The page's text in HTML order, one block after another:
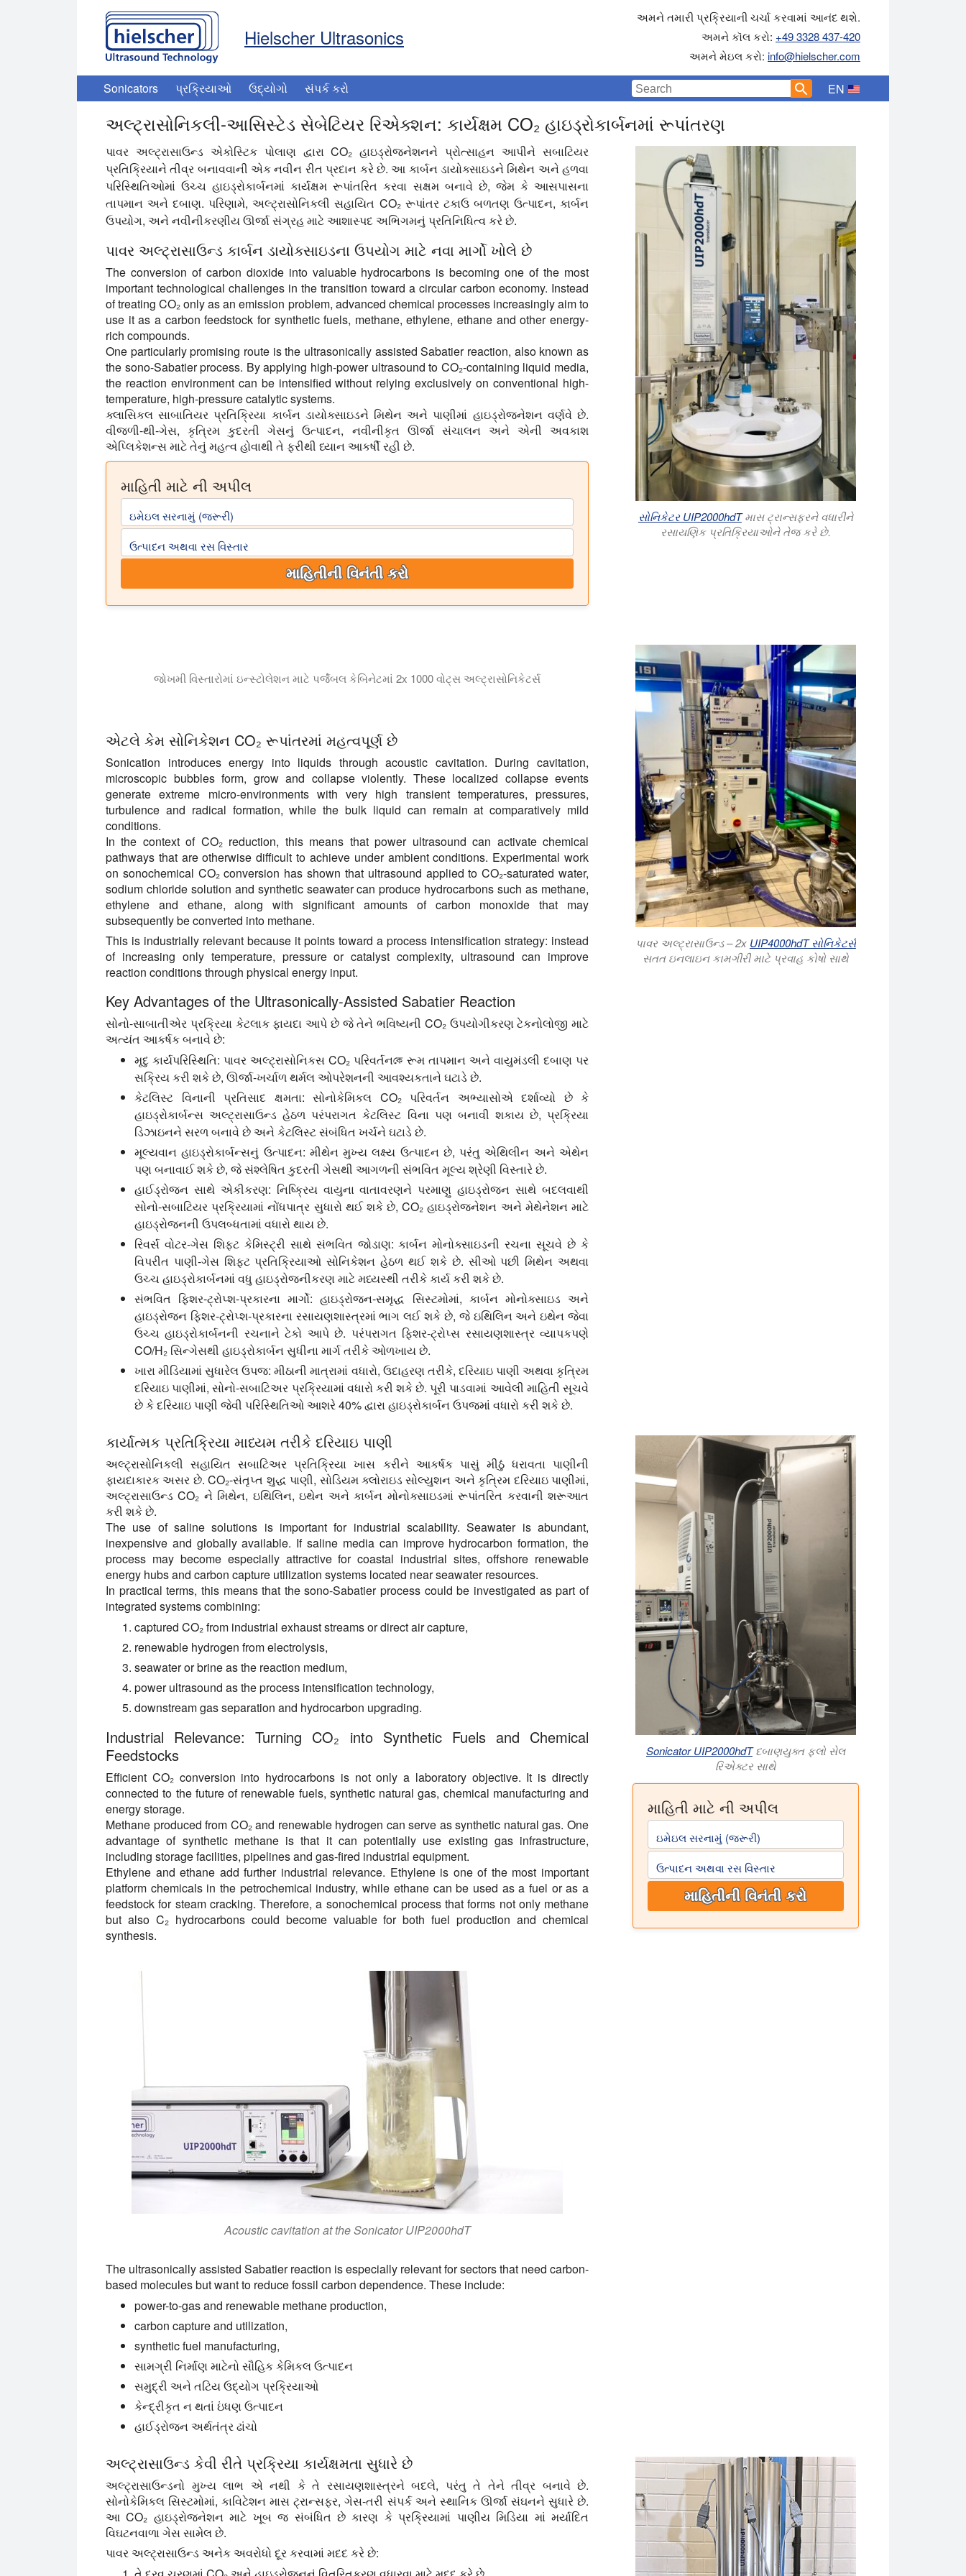
Hielscher Ultrasonics
અમને તમારી પ્રક્રિયાની ચર્ચા કરવામાં આનંદ થશે.
અમને કૉલ કરો: +49 3328 437-420
અમને મેઇલ કરો: info@hielscher.com
Sonicators પ્રક્રિયાઓ ઉદ્યોગો સંપર્ક કરો EN
અલ્ટ્રાસોનિકલી-આસિસ્ટેડ સેબેટિયર રિએક્શન: કાર્યક્ષમ CO₂ હાઇડ્રોકાર્બનમાં રૂપાંતરણ
પાવર અલ્ટ્રાસાઉન્ડ એકોસ્ટિક પોલાણ દ્વારા CO₂ હાઇડ્રોજનેશનને પ્રોત્સાહન આપીને સબાટિયર
પ્રતિક્રિયાને તીવ્ર બનાવવાની એક નવીન રીત પ્રદાન કરે છે. આ કાર્બન ડાયોક્સાઇડને મિથેન અને હળવા
પરિસ્થિતિઓમાં ઉચ્ચ હાઇડ્રોકાર્બનમાં કાર્યક્ષમ રૂપાંતરિત કરવા સક્ષમ બનાવે છે, જેમ કે આસપાસના
તાપમાન અને દબાણ. પરિણામે, અલ્ટ્રાસોનિકલી સહાયિત CO₂ રૂપાંતર ટકાઉ બળતણ ઉત્પાદન, કાર્બન
ઉપયોગ, અને નવીનીકરણીય ઊર્જા સંગ્રહ માટે આશાસ્પદ અભિગમનું પ્રતિનિધિત્વ કરે છે.
પાવર અલ્ટ્રાસાઉન્ડ કાર્બન ડાયોક્સાઇડના ઉપયોગ માટે નવા માર્ગો ખોલે છે
The conversion of carbon dioxide into valuable hydrocarbons is becoming one of the most
important technological challenges in the transition toward a circular carbon economy. Instead
of treating CO₂ only as an emission problem, advanced chemical processes increasingly aim to
use it as a carbon feedstock for synthetic fuels, methane, ethylene, ethane and other energy-
rich compounds.
One particularly promising route is the ultrasonically assisted Sabatier reaction, also known as
the sono-Sabatier process. By applying high-power ultrasound to CO₂-containing liquid media,
the reaction environment can be intensified without relying exclusively on conventional high-
temperature, high-pressure catalytic systems.
ક્લાસિકલ સાબાતિયર પ્રતિક્રિયા કાર્બન ડાયોક્સાઇડને મિથેન અને પાણીમાં હાઇડ્રોજનેશન વર્ણવે છે.
વીજળી-થી-ગેસ, કૃત્રિમ કુદરતી ગેસનું ઉત્પાદન, નવીનીકૃત ઊર્જા સંચાલન અને એની અવકાશ
એપ્લિકેશન્સ માટે તેનું મહત્વ હોવાથી તે ફરીથી ધ્યાન આકર્ષી રહી છે.
માહિતી માટે ની અપીલ
ઇમેઇલ સરનામું (જરૂરી)
ઉત્પાદન અથવા રસ વિસ્તાર
માહિતીની વિનંતી કરો
સોનિકેટર UIP2000hdTમાસ ટ્રાન્સફરને વધારીને
રસાયણિક પ્રતિક્રિયાઓને તેજ કરે છે.
જોખમી વિસ્તારોમાં ઇન્સ્ટોલેશન માટે પર્જેબલ કેબિનેટમાં 2x 1000 વોટ્સ અલ્ટ્રાસોનિકેટર્સ
આ વિડિયોમાં અમે તમને શુદ્ધ કરી શકાય તેવી કેબિનેટમાં ઇનલાઇન કામગીરી માટે 2 કિલોવોટની અલ્ટ્રાસોનિક સિસ્ટમ બતાવીએ છીએ. Hielscher લગભગ તમામ ઉદ્યોગોને
એટલે કેમ સોનિકેશન CO₂ રૂપાંતરમાં મહત્વપૂર્ણ છે
Sonication introduces energy into liquids through acoustic cavitation. During cavitation,
microscopic bubbles form, grow and collapse violently. These localized collapse events
generate extreme micro-environments with very high transient temperatures, pressures,
turbulence and radical formation, while the bulk liquid can remain at comparatively mild
conditions.
In the context of CO₂ reduction, this means that power ultrasound can activate chemical
pathways that are otherwise difficult to achieve under ambient conditions. Experimental work
on sonochemical CO₂ conversion has shown that ultrasound applied to CO₂-saturated water,
sodium chloride solution and synthetic seawater can produce hydrocarbons such as methane,
ethylene and ethane, along with significant amounts of carbon monoxide that may
subsequently be converted into methane.
This is industrially relevant because it points toward a process intensification strategy: instead
of increasing only temperature, pressure or catalyst complexity, ultrasound can improve
reaction conditions through physical energy input.
Key Advantages of the Ultrasonically-Assisted Sabatier Reaction
સોનો-સાબાતીએર પ્રક્રિયા કેટલાક ફાયદા આપે છે જે તેને ભવિષ્યની CO₂ ઉપયોગીકરણ ટેકનોલોજી માટે
અત્યંત આકર્ષક બનાવે છે:
મૃદુ કાર્યપરિસ્થિતિ: પાવર અલ્ટ્રાસોનિકસ CO₂ પરિવર્તનকে રૂમ તાપમાન અને વાયુમંડલી દબાણ પર
સક્રિય કરી શકે છે, ઊર્જા-ખર્ચાળ થર્મલ ઓપરેશનની આવશ્યકતાને ઘટાડે છે.
કેટલિસ્ટ વિનાની પ્રતિસાદ ક્ષમતા: સોનોકેમિકલ CO₂ પરિવર્તન અભ્યાસોએ દર્શાવ્યો છે કે
હાઇડ્રોકાર્બન્સ અલ્ટ્રાસાઉન્ડ હેઠળ પરંપરાગત કેટલિસ્ટ વિના પણ બનાવી શકાય છે, પ્રક્રિયા
ડિઝાઇનને સરળ બનાવે છે અને કેટલિસ્ટ સંબંધિત ખર્ચને ઘટાડે છે.
મૂલ્યવાન હાઇડ્રોકાર્બન્સનું ઉત્પાદન: મીથેન મુખ્ય લક્ષ્ય ઉત્પાદન છે, પરંતુ એથિલીન અને એથેન
પણ બનાવાઈ શકે છે, જે સંશ્લેષિત કુદરતી ગેસથી આગળની સંભવિત મૂલ્ય શ્રેણી વિસ્તારે છે.
હાઈડ્રોજન સાથે એકીકરણ: નિષ્ક્રિય વાયુના વાતાવરણને પરમાણુ હાઇડ્રોજન સાથે બદલવાથી
સોનો-સબાટિયર પ્રક્રિયામાં નોંધપાત્ર સુધારો થઈ શકે છે, CO₂ હાઇડ્રોજનેશન અને મેથેનેશન માટે
હાઇડ્રોજનની ઉપલબ્ધતામાં વધારો થાય છે.
રિવર્સ વોટર-ગેસ શિફ્ટ કેમિસ્ટ્રી સાથે સંભવિત જોડાણ: કાર્બન મોનોક્સાઇડની રચના સૂચવે છે કે
વિપરીત પાણી-ગેસ શિફ્ટ પ્રતિક્રિયાઓ સોનિકેશન હેઠળ થઈ શકે છે. સીઓ પછી મિથેન અથવા
ઉચ્ચ હાઇડ્રોકાર્બનમાં વધુ હાઇડ્રોજનીકરણ માટે મધ્યસ્થી તરીકે કાર્ય કરી શકે છે.
સંભવિત ફિશર-ટ્રોપ્શ-પ્રકારના માર્ગો: હાઇડ્રોજન-સમૃદ્ધ સિસ્ટમોમાં, કાર્બન મોનોક્સાઇડ અને
હાઇડ્રોજન ફિશર-ટ્રોપ્શ-પ્રકારના રસાયણશાસ્ત્રમાં ભાગ લઈ શકે છે, જે ઇથિલિન અને ઇથેન જેવા
ઉચ્ચ હાઇડ્રોકાર્બનની રચનાને ટેકો આપે છે. પરંપરાગત ફિશર-ટ્રોપ્સ રસાયણશાસ્ત્ર વ્યાપકપણે
CO/H₂ સિન્ગેસથી હાઇડ્રોકાર્બન સુધીના માર્ગ તરીકે ઓળખાય છે.
ખારા મીડિયામાં સુધારેલ ઉપજ: મીઠાની માત્રામાં વધારો, ઉદાહરણ તરીકે, દરિયાઇ પાણી અથવા કૃત્રિમ
દરિયાઇ પાણીમાં, સોનો-સબાટિઅર પ્રક્રિયામાં વધારો કરી શકે છે. પૂરી પાડવામાં આવેલી માહિતી સૂચવે
છે કે દરિયાઇ પાણી જેવી પરિસ્થિતિઓ આશરે 40% દ્વારા હાઇડ્રોકાર્બન ઉપજમાં વધારો કરી શકે છે.
પાવર અલ્ટ્રાસાઉન્ડ – 2x UIP4000hdT સોનિકેટર્સ
સતત ઇનલાઇન કામગીરી માટે પ્રવાહ કોષો સાથે
કાર્યાત્મક પ્રતિક્રિયા માધ્યમ તરીકે દરિયાઇ પાણી
અલ્ટ્રાસોનિકલી સહાયિત સબાટિઅર પ્રતિક્રિયા ખાસ કરીને આકર્ષક પાસું મીઠું ધરાવતા પાણીની
ફાયદાકારક અસર છે. CO₂-સંતૃપ્ત શુદ્ધ પાણી, સોડિયમ ક્લોરાઇડ સોલ્યુશન અને કૃત્રિમ દરિયાઇ પાણીમાં,
અલ્ટ્રાસાઉન્ડ CO₂ ને મિથેન, ઇથિલિન, ઇથેન અને કાર્બન મોનોક્સાઇડમાં રૂપાંતરિત કરવાની શરૂઆત
કરી શકે છે.
The use of saline solutions is important for industrial scalability. Seawater is abundant,
inexpensive and globally available. If saline media can improve hydrocarbon formation, the
process may become especially attractive for coastal industrial sites, offshore renewable
energy hubs and carbon capture utilization systems located near seawater resources.
In practical terms, this means that the sono-Sabatier process could be investigated as part of
integrated systems combining:
captured CO₂ from industrial exhaust streams or direct air capture,
renewable hydrogen from electrolysis,
seawater or brine as the reaction medium,
power ultrasound as the process intensification technology,
downstream gas separation and hydrocarbon upgrading.
Industrial Relevance: Turning CO₂ into Synthetic Fuels and Chemical
Feedstocks
Efficient CO₂ conversion into hydrocarbons is not only a laboratory objective. It is directly
connected to the future of renewable fuels, synthetic natural gas, chemical manufacturing and
energy storage.
Methane produced from CO₂ and renewable hydrogen can serve as synthetic natural gas. One
advantage of synthetic methane is that it can potentially use existing gas infrastructure,
including storage facilities, pipelines and gas-fired industrial equipment.
Ethylene and ethane add further industrial relevance. Ethylene is one of the most important
platform chemicals in the petrochemical industry, while ethane can be used as a fuel or as a
feedstock for steam cracking. Therefore, a sonochemical process that forms not only methane
but also C₂ hydrocarbons could become valuable for both fuel production and chemical
synthesis.
Acoustic cavitation at the Sonicator UIP2000hdT
The ultrasonically assisted Sabatier reaction is especially relevant for sectors that need carbon-
based molecules but want to reduce fossil carbon dependence. These include:
power-to-gas and renewable methane production,
carbon capture and utilization,
synthetic fuel manufacturing,
સામગ્રી નિર્માણ માટેનો સૌહિક કેમિકલ ઉત્પાદન
સમુદ્રી અને તટિય ઉદ્યોગ પ્રક્રિયાઓ
કેન્દ્રીકૃત ન થતાં ઇંધણ ઉત્પાદન
હાઈડ્રોજન અર્થતંત્ર ઢાંચો
Sonicator UIP2000hdTદબાણયુક્ત ફ્લો સેલ
રિએક્ટર સાથે
માહિતી માટે ની અપીલ
ઇમેઇલ સરનામું (જરૂરી)
ઉત્પાદન અથવા રસ વિસ્તાર
માહિતીની વિનંતી કરો
અલ્ટ્રાસાઉન્ડ કેવી રીતે પ્રક્રિયા કાર્યક્ષમતા સુધારે છે
અલ્ટ્રાસાઉન્ડનો મુખ્ય લાભ એ નથી કે તે રસાયણશાસ્ત્રને બદલે, પરંતુ તે તેને તીવ્ર બનાવે છે.
સોનોકેમિકલ સિસ્ટમોમાં, કાવિટેશન માસ ટ્રાન્સફર, ગેસ-તરી સંપર્ક અને સ્થાનિક ઊર્જા સંઘનને સુધારે છે.
આ CO₂ હાઇડ્રોજનેશન માટે ખૂબ જ સંબંધિત છે કારણ કે પ્રક્રિયામાં પાણીય મિડિયા માં મર્યાદિત
વિઘટનવાળા ગેસ સામેલ છે.
પાવર અલ્ટ્રાસાઉન્ડ અનેક અવરોધો દૂર કરવામાં મદદ કરે છે: